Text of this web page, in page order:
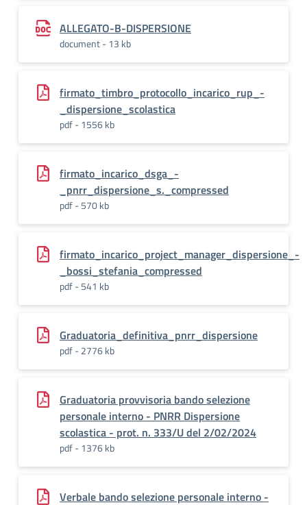
ALLEGATO-B-DISPERSIONE
document - 13 kb
firmato_timbro_protocollo_incarico_rup_-
_dispersione_scolastica
pdf - 1556 kb
firmato_incarico_dsga_-
_pnrr_dispersione_s._compressed
pdf - 570 kb
firmato_incarico_project_manager_dispersione_-
_bossi_stefania_compressed
pdf - 541 kb
Graduatoria_definitiva_pnrr_dispersione
pdf - 2776 kb
Graduatoria provvisoria bando selezione
personale interno - PNRR Dispersione
scolastica - prot. n. 333/U del 2/02/2024
pdf - 1376 kb
Verbale bando selezione personale interno -